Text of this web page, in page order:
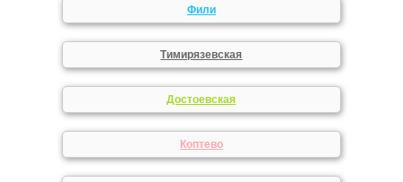
Фили
Тимирязевская
Достоевская
Коптево